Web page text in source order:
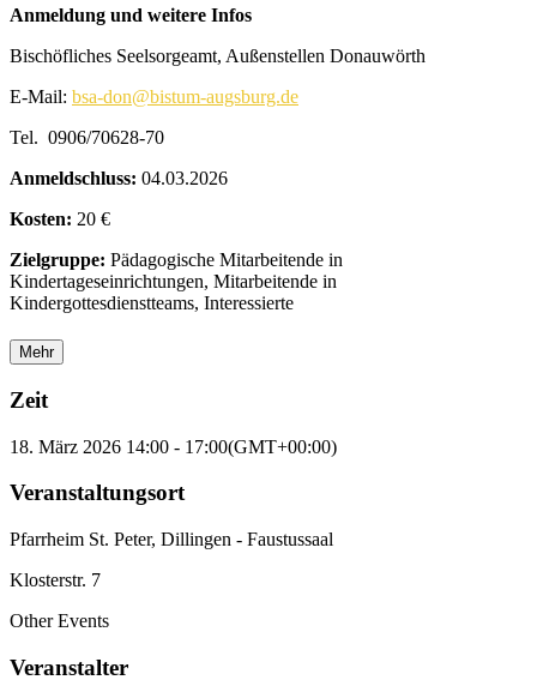
Anmeldung und weitere Infos
Bischöfliches Seelsorgeamt, Außenstellen Donauwörth
E-Mail: bsa-don@bistum-augsburg.de
Tel. 0906/70628-70
Anmeldschluss: 04.03.2026
Kosten: 20 €
Zielgruppe: Pädagogische Mitarbeitende in
Kindertageseinrichtungen, Mitarbeitende in
Kindergottesdienstteams, Interessierte
Mehr
Zeit
18. März 2026 14:00 - 17:00(GMT+00:00)
Veranstaltungsort
Pfarrheim St. Peter, Dillingen - Faustussaal
Klosterstr. 7
Other Events
Veranstalter